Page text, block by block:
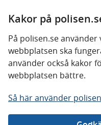
Kakor på
På polisen.se
webbplatsen ska
använder också kakor
webbplatsen bättre.
Så här använder